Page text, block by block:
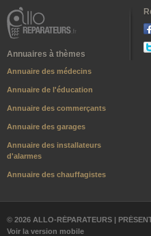
Annuaires à thèmes
Annuaire des médecins
Annuaire de l'éducation
Annuaire des commerçants
Annuaire des garages
Annuaire des installateurs
d'alarmes
Annuaire des chauffagistes
© 2026 ALLO-RÉPARATEURS |
Voir la version mobile